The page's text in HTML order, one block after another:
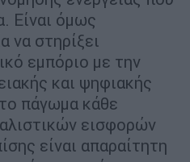
Είναι όμως
να στηρίξει
εμπόριο με την
και ψηφιακής
πάγωμα κάθε
εισφορών
είναι απαραίτητη